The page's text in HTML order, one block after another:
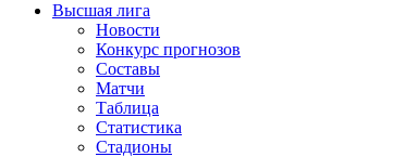
Высшая лига
Новости
Конкурс прогнозов
Составы
Матчи
Таблица
Статистика
Стадионы